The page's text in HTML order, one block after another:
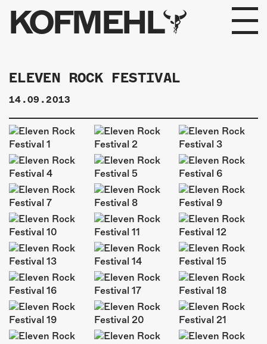
KOFMEHL
PROGRAMM
FABRIKGEFLÜSTER
GALERIE
FOTOGALERIE
PHOTOMAT
INFOS
KONTAKT
ÜBER UNS
GÖNNEREI
SHOP
ELEVEN ROCK FESTIVAL
14.09.2013